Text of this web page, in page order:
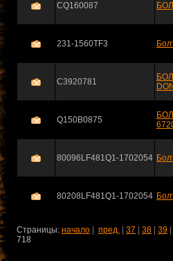
CQ160087
231-1560TF3
C3920781
Q150B0875
80096LF481Q1-1702054
80208LF481Q1-1702054
Страницы: начало пред. 37 38 39
718